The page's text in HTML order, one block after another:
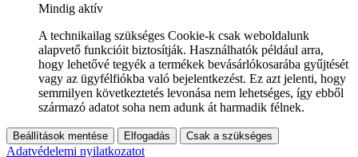
Mindig aktív
A technikailag szükséges Cookie-k csak weboldalunk
alapvető funkcióit biztosítják. Használhatók például arra,
hogy lehetővé tegyék a termékek bevásárlókosarába gyűjtését
vagy az ügyfélfiókba való bejelentkezést. Ez azt jelenti, hogy
semmilyen következtetés levonása nem lehetséges, így ebből
származó adatot soha nem adunk át harmadik félnek.
Beállítások mentése Elfogadás Csak a szükséges
Adatvédelemi nyilatkozatot